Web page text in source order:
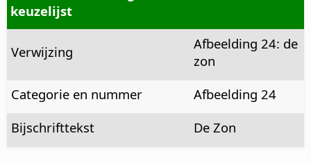
keuzelijst
Verwijzing
Afbeelding 24: de
zon
Categorie en nummer
Afbeelding 24
Bijschrifttekst
De Zon